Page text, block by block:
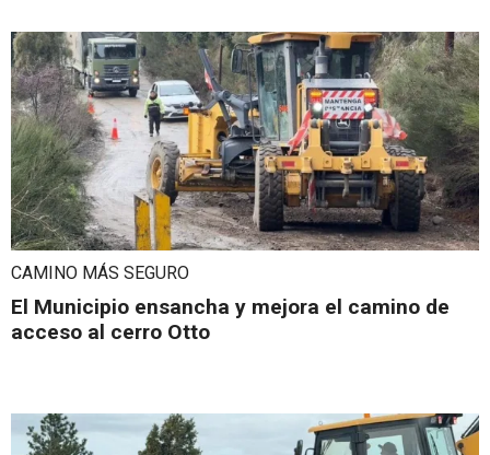
CAMINO MÁS SEGURO
El Municipio ensancha y mejora el camino de
acceso al cerro Otto